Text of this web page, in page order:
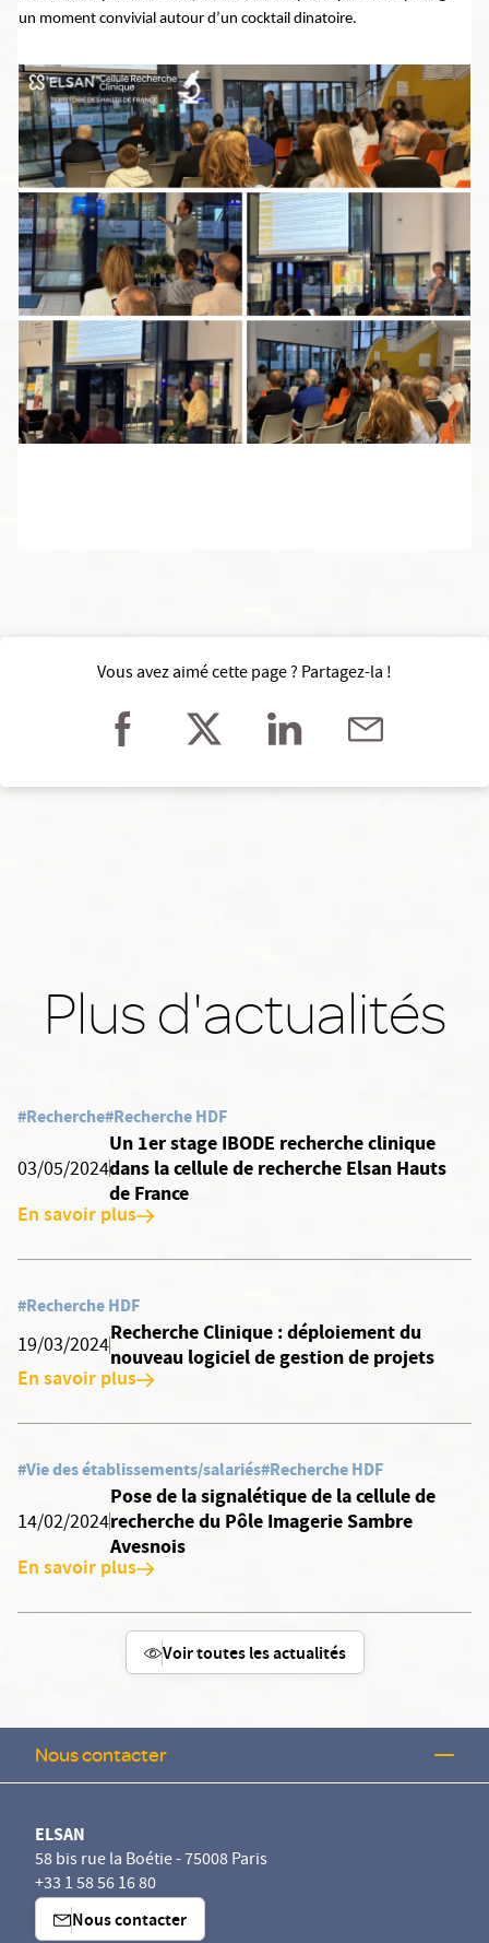
un moment convivial autour d’un cocktail dinatoire.
Vous avez aimé cette page ? Partagez-la !
Plus d'actualités
#Recherche#Recherche HDF
03/05/2024
Un 1er stage IBODE recherche clinique
dans la cellule de recherche Elsan Hauts
de France
En savoir plus
#Recherche HDF
19/03/2024
Recherche Clinique : déploiement du
nouveau logiciel de gestion de projets
En savoir plus
#Vie des établissements/salariés#Recherche HDF
14/02/2024
Pose de la signalétique de la cellule de
recherche du Pôle Imagerie Sambre
Avesnois
En savoir plus
Voir toutes les actualités
Nous contacter
ELSAN
58 bis rue la Boétie - 75008 Paris
+33 1 58 56 16 80
Nous contacter